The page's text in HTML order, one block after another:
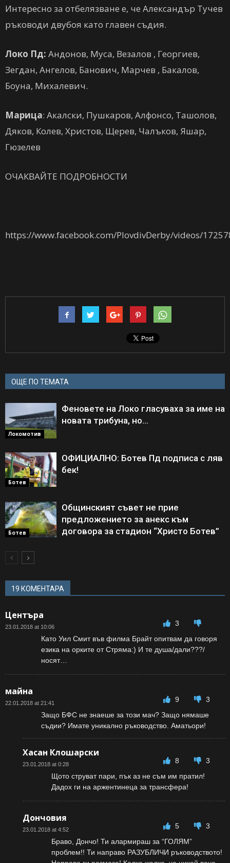
Интересно за отбелязване е, че Александър Тучев
ръководи двубоя като главен съдия.
Локо Пд: Андонов, Муса, Везалов , Георгиев,
Зегдан, Ангелов, Банович, Марчев , Бакалов,
Боуна, Михалевич.
Марица: Акалски, Пушкаров, Алфонсо, Ташолов,
Дяков, Колев, Христов, Щерев, Чалъков, Яшар,
Гюзелев
ОЧАКВАЙТЕ ПОДРОБНОСТИ
https://www.facebook.com/PlovdivDerby/videos/
ОЩЕ ПО ТЕМАТА
Локомотив
Феновете на Локо гласуваха за име на
новата трибуна, но…
Ботев
ОФИЦИАЛНО: Ботев Пд подписа с ляв
бек!
Ботев
Общинският съвет не прие
предложението за анекс към
договора за стадион “Христо Ботев”
19 КОМЕНТАРА
Центъра
23.01.2018 at 10:06
3
Като Уил Смит във филма Брайт опитвам да говоря
езика на орките от Стряма:) И те душа/дали???/
носят…
майна
22.01.2018 at 21:41 9
3
Защо БФС не знаеше за този мач? Защо нямаше
съдии? Имате уникално ръководство. Аматьори!
Хасан Клошарски
23.01.2018 at 0:28 8
3
Щото струват пари, пък аз не съм им пратил!
Дадох ги на аржентинеца за трансфера!
Дончовия
23.01.2018 at 4:52 5
3
Браво, Дончо! Ти алармираш за “ГОЛЯМ”
проблем!! Ти направо РАЗУБЛИЧИ ръководството!